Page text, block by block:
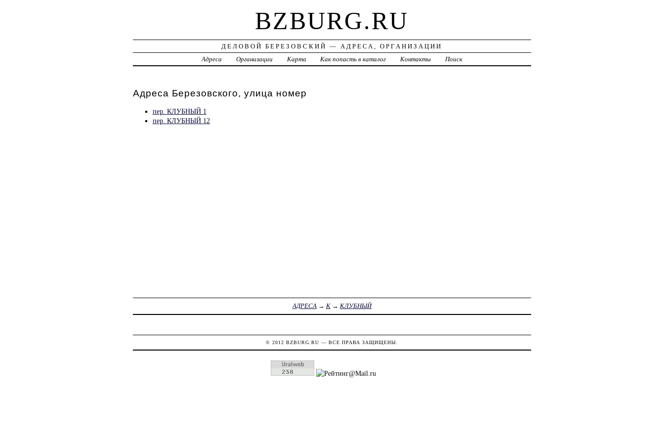
BZBURG.RU
ДЕЛОВОЙ БЕРЕЗОВСКИЙ — АДРЕСА, ОРГАНИЗАЦИИ
Адреса
Организации Карта Как попасть в каталог Контакты Поиск
Адреса Березовского, улица номер
пер. КЛУБНЫЙ 1
пер. КЛУБНЫЙ 12
АДРЕСА→ К→ КЛУБНЫЙ
© 2012 BZBURG.RU — ВСЕ ПРАВА ЗАЩИЩЕНЫ.